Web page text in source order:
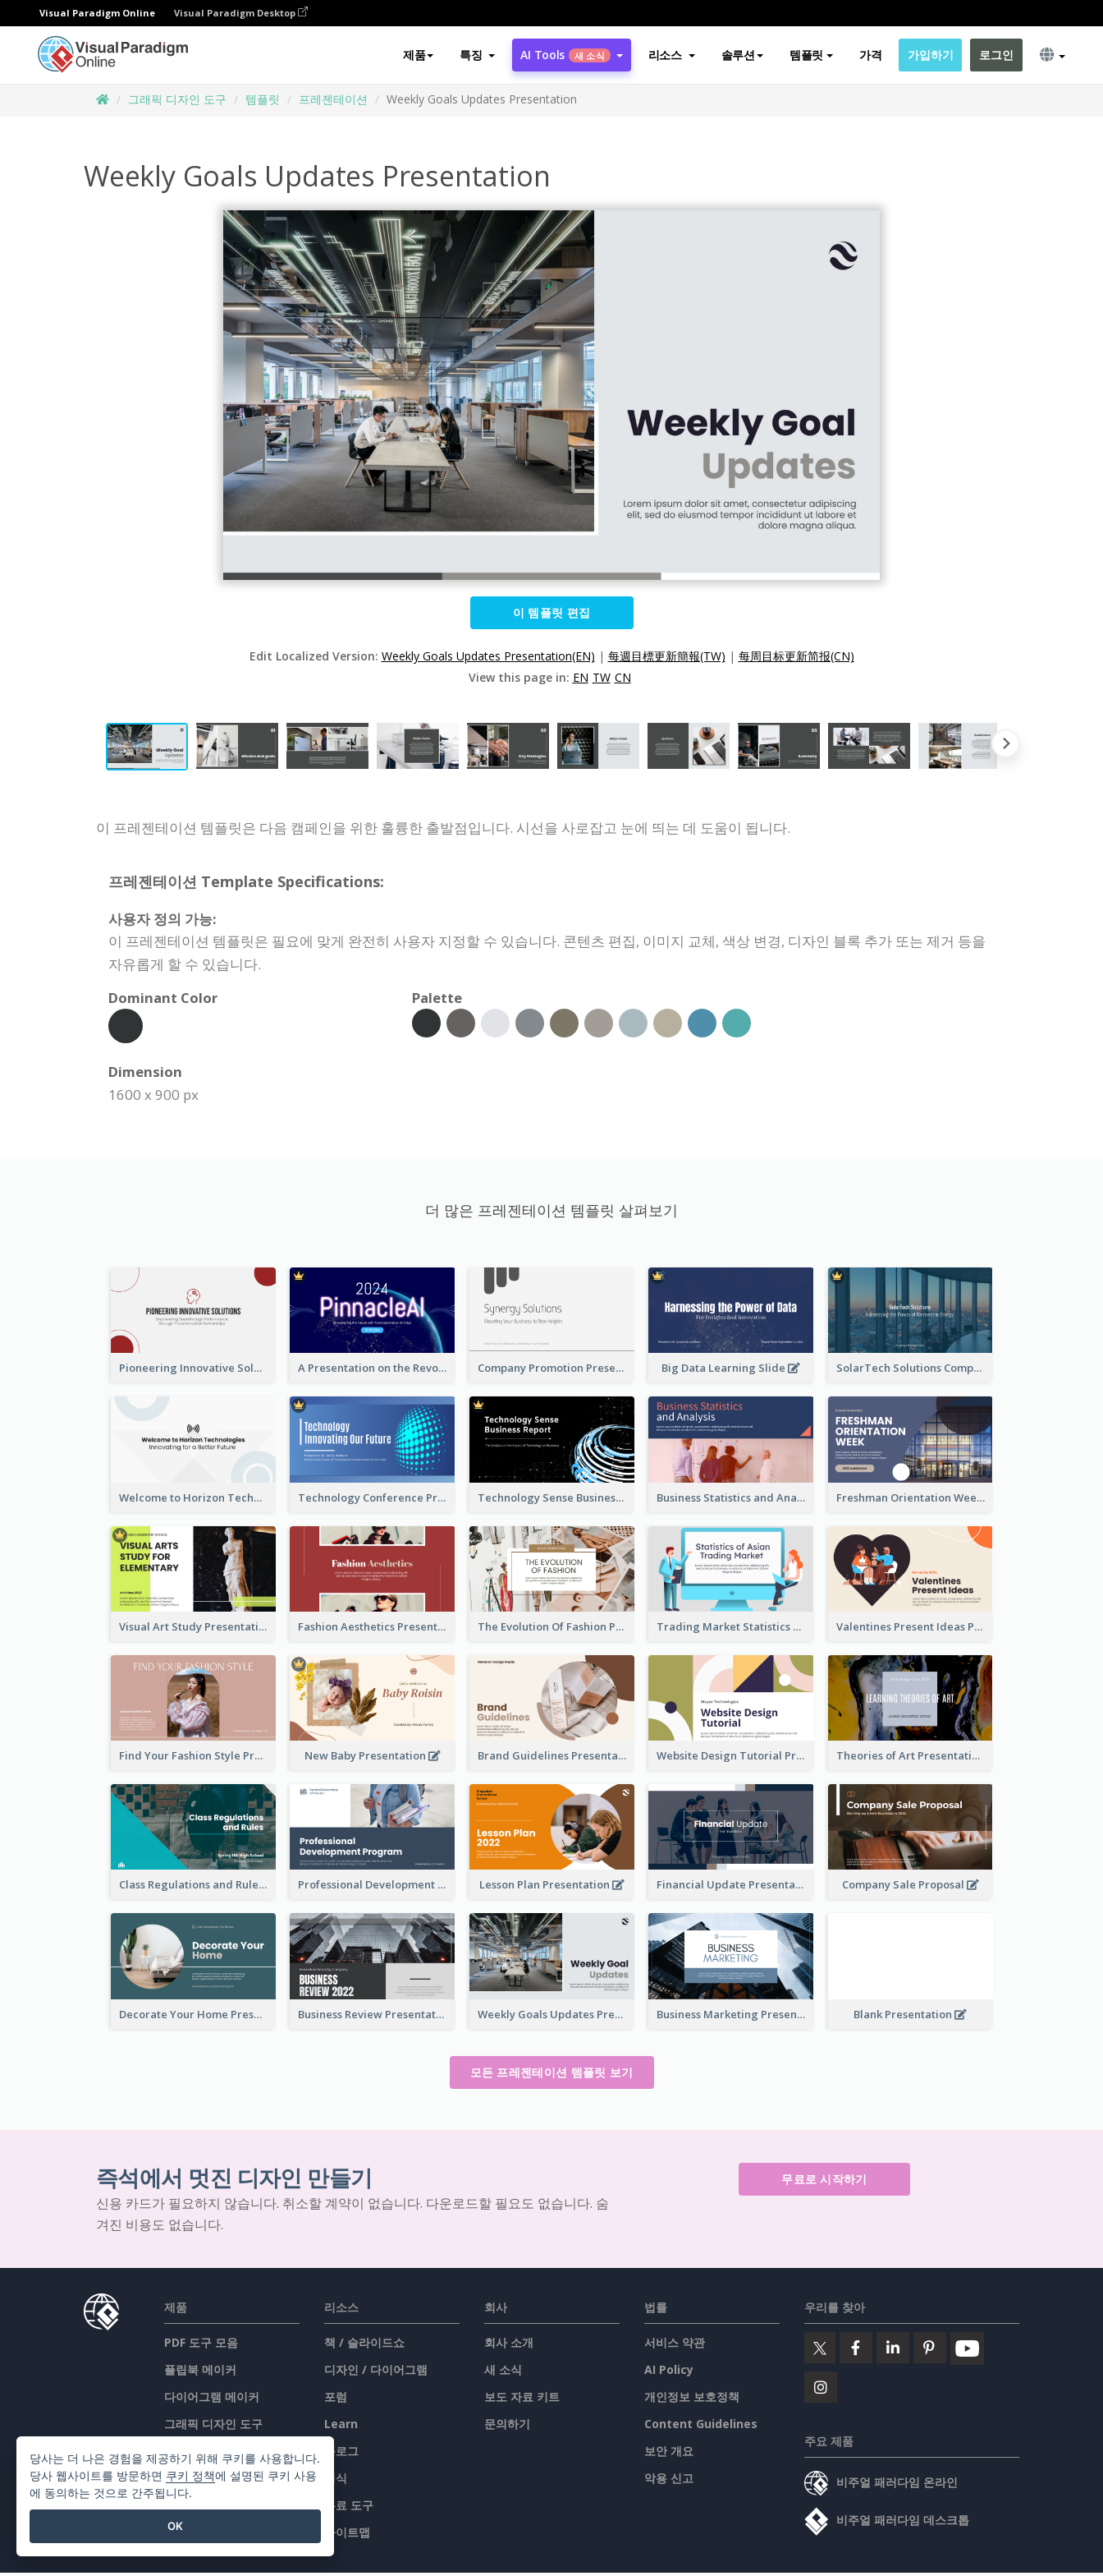
Visual Paradigm Online Visual Paradigm Desktop
제품 특징 AI Tools 새 소식 리소스 솔루션 템플릿 가격 가입하기 로그인
그래픽 디자인 도구 템플릿 프레젠테이션 Weekly Goals Updates Presentation
Weekly Goals Updates Presentation
이 템플릿 편집
Edit Localized Version: Weekly Goals Updates Presentation(EN) | 每週目標更新簡報(TW) | 每周目标更新简报(CN)
View this page in: EN TW CN
이 프레젠테이션 템플릿은 다음 캠페인을 위한 훌륭한 출발점입니다. 시선을 사로잡고 눈에 띄는 데 도움이 됩니다.
프레젠테이션 Template Specifications:
사용자 정의 가능:
이 프레젠테이션 템플릿은 필요에 맞게 완전히 사용자 지정할 수 있습니다. 콘텐츠 편집, 이미지 교체, 색상 변경, 디자인 블록 추가 또는 제거 등을
자유롭게 할 수 있습니다.
Dominant Color
Palette
Dimension
1600 x 900 px
더 많은 프레젠테이션 템플릿 살펴보기
Pioneering Innovative Solutions Company Overview A Presentation on the Revolutionary Development of AI Chips Company Promotion Presentation Big Data Learning Slide SolarTech Solutions Company Overview
Welcome to Horizon Technologies- Innovating for a Better Future Technology Conference Presentation Technology Sense Business Report Business Statistics and Analysis Presentation Freshman Orientation Week Presentation
Visual Art Study Presentation Fashion Aesthetics Presentation The Evolution Of Fashion Presentation Trading Market Statistics Presentation Valentines Present Ideas Presentation
Find Your Fashion Style Presentation New Baby Presentation Brand Guidelines Presentation Website Design Tutorial Presentation Theories of Art Presentation
Class Regulations and Rules Presentation Professional Development Program Presentation Lesson Plan Presentation Financial Update Presentation Company Sale Proposal
Decorate Your Home Presentation Business Review Presentations Weekly Goals Updates Presentation Business Marketing Presentation Blank Presentation
모든 프레젠테이션 템플릿 보기
즉석에서 멋진 디자인 만들기
신용 카드가 필요하지 않습니다. 취소할 계약이 없습니다. 다운로드할 필요도 없습니다. 숨
겨진 비용도 없습니다.
무료로 시작하기
제품
PDF 도구 모음
플립북 메이커
다이어그램 메이커
그래픽 디자인 도구
문서 편집기
프레젠테이션 메이커
가격 책정
리소스
책 / 슬라이드쇼
디자인 / 다이어그램
포럼
Learn
블로그
지식
무료 도구
사이트맵
회사
회사 소개
새 소식
보도 자료 키트
문의하기
법률
서비스 약관
AI Policy
개인정보 보호정책
Content Guidelines
보안 개요
악용 신고
우리를 찾아
주요 제품
비주얼 패러다임 온라인
비주얼 패러다임 데스크톱
당사는 더 나은 경험을 제공하기 위해 쿠키를 사용합니다.
당사 웹사이트를 방문하면 쿠키 정책에 설명된 쿠키 사용
에 동의하는 것으로 간주됩니다.
OK